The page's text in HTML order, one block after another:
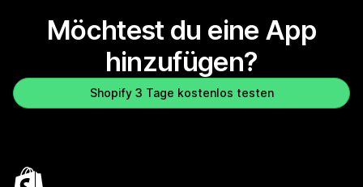
Möchtest du eine App
hinzufügen?
Shopify 3 Tage kostenlos testen